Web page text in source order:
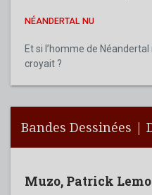
NÉANDERTAL NU
Et si l’homme de Néandertal
croyait ?
Bandes Dessinées |
Muzo, Patrick